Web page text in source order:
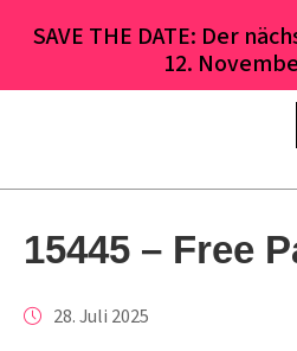
SAVE THE DATE: Der
12.
15445 – Free
28. Juli 2025